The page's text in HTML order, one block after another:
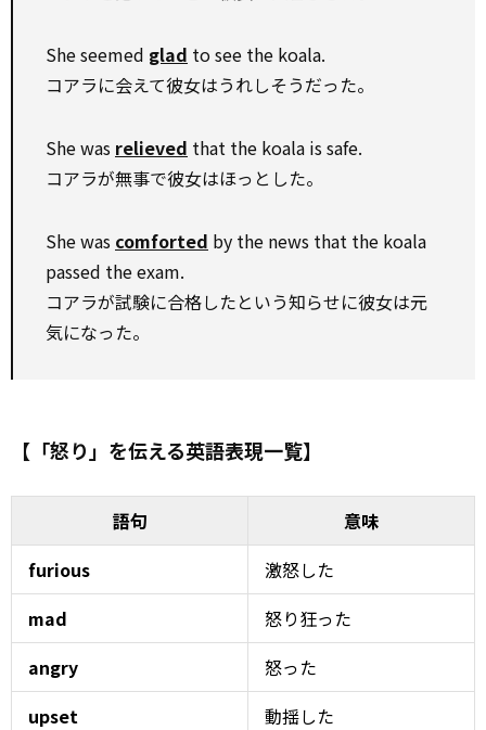
She seemed glad to see the koala.
コアラに会えて彼女はうれしそうだった。
She was relieved that the koala is safe.
コアラが無事で彼女はほっとした。
She was comforted by the news that the koala
passed the exam.
コアラが試験に合格したという知らせに彼女は元
気になった。
【「怒り」を伝える英語表現一覧】
語句
意味
furious
激怒した
mad
怒り狂った
angry
怒った
upset
動揺した